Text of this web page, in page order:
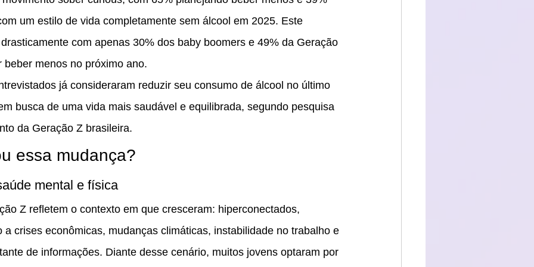
um estilo de vida completamente sem álcool em 2025. Este
com apenas 30% dos baby boomers e 49% da Geração
beber menos no próximo ano.
já consideraram reduzir seu consumo de álcool no último
busca de uma vida mais saudável e equilibrada, segundo pesquisa
da Geração Z brasileira.
essa mudança?
mental e física
Z refletem o contexto em que cresceram: hiperconectados,
a crises econômicas, mudanças climáticas, instabilidade no trabalho e
de informações. Diante desse cenário, muitos jovens optaram por